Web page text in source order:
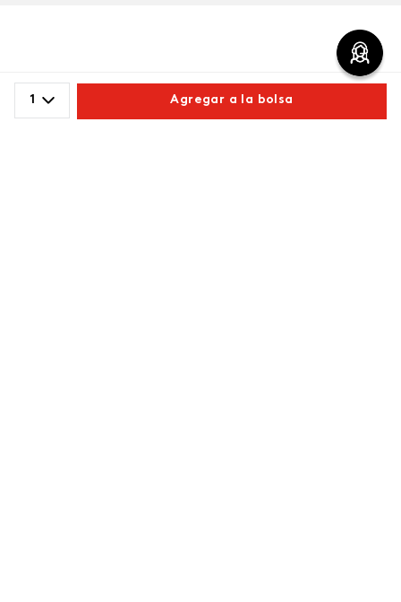
1 Agregar a la bolsa
Comentarios